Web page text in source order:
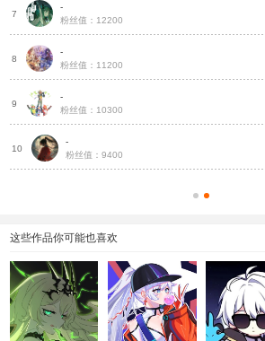
7
-
粉丝值：12200
8
-
粉丝值：11200
9
-
粉丝值：10300
10
-
粉丝值：9400
这些作品你可能也喜欢